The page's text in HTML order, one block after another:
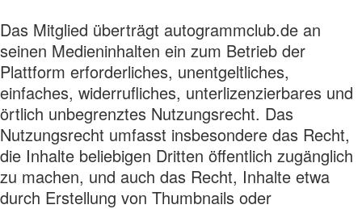
Das Mitglied überträgt autogrammclub.de an
seinen Medieninhalten ein zum Betrieb der
Plattform erforderliches, unentgeltliches,
einfaches, widerrufliches, unterlizenzierbares und
örtlich unbegrenztes Nutzungsrecht. Das
Nutzungsrecht umfasst insbesondere das Recht,
die Inhalte beliebigen Dritten öffentlich zugänglich
zu machen, und auch das Recht, Inhalte etwa
durch Erstellung von Thumbnails oder